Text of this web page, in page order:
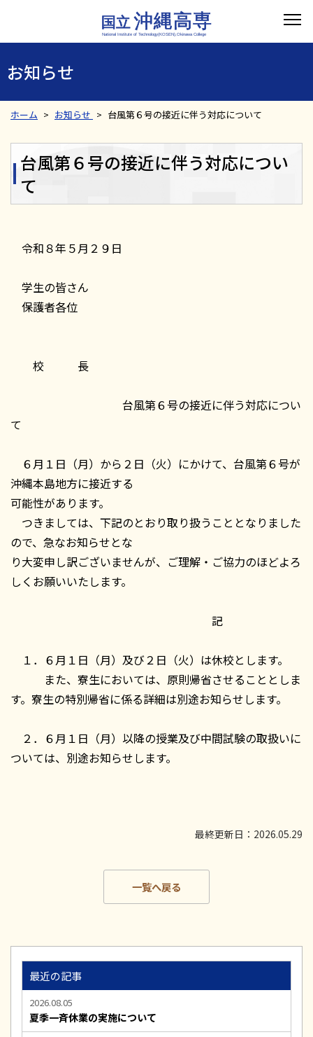
お知らせ
ホーム お知らせ 台風第６号の接近に伴う対応について
台風第６号の接近に伴う対応につい
て
令和８年５月２９日
学生の皆さん
保護者各位
校 長
台風第６号の接近に伴う対応につい
て
６月１日（月）から２日（火）にかけて、台風第６号が
沖縄本島地方に接近する
可能性があります。
つきましては、下記のとおり取り扱うこととなりました
ので、急なお知らせとな
り大変申し訳ございませんが、ご理解・ご協力のほどよろ
しくお願いいたします。
記
１．６月１日（月）及び２日（火）は休校とします。
また、寮生においては、原則帰省させることとしま
す。寮生の特別帰省に係る詳細は別途お知らせします。
２．６月１日（月）以降の授業及び中間試験の取扱いに
ついては、別途お知らせします。
最終更新日：2026.05.29
一覧へ戻る
最近の記事
2026.08.05
夏季一斉休業の実施について